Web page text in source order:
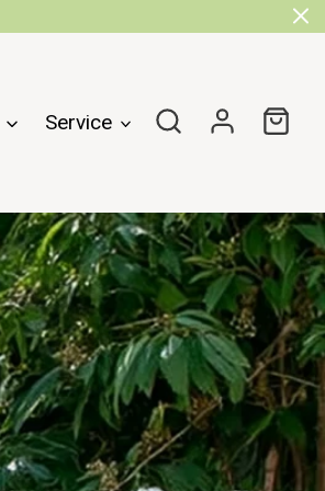
Service Rechercher
Se